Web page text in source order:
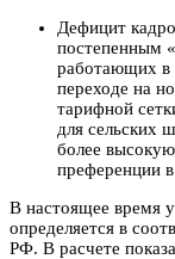
Дефицит
постепенным
работающих в
переходе на
тарифной
для сельских
более
преференции
В настоящее время
определяется в
РФ. В расчете